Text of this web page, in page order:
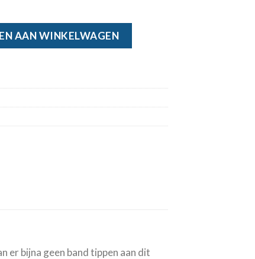
AAN WINKELWAGEN
er bijna geen band tippen aan dit